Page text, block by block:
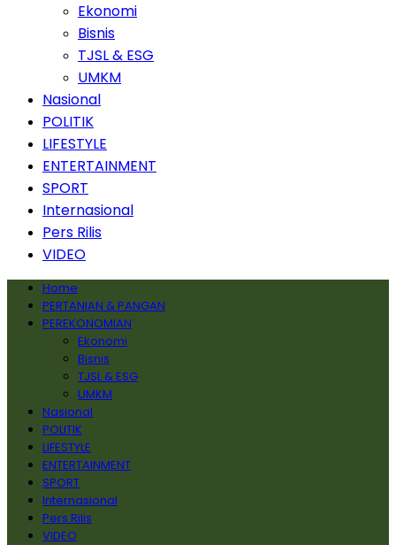
Ekonomi
Bisnis
TJSL & ESG
UMKM
Nasional
POLITIK
LIFESTYLE
ENTERTAINMENT
SPORT
Internasional
Pers Rilis
VIDEO
Home
PERTANIAN & PANGAN
PEREKONOMIAN
Ekonomi
Bisnis
TJSL & ESG
UMKM
Nasional
POLITIK
LIFESTYLE
ENTERTAINMENT
SPORT
Internasional
Pers Rilis
VIDEO